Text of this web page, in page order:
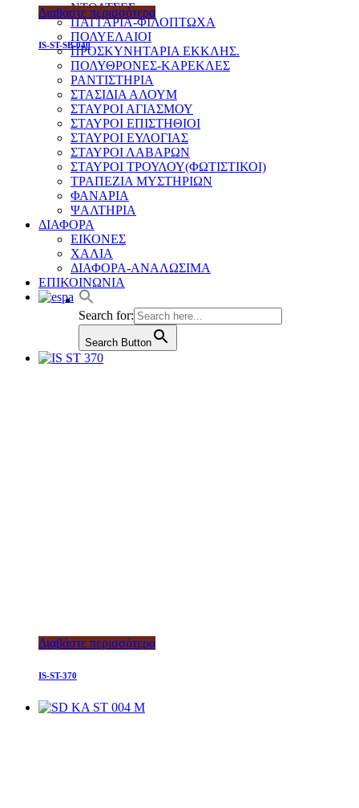
ΝΤΟΛΤΣΕΣ
ΠΑΓΓΑΡΙΑ-ΦΙΛΟΠΤΩΧΑ
ΠΟΛΥΕΛΑΙΟΙ
ΠΡΟΣΚΥΝΗΤΑΡΙΑ ΕΚΚΛΗΣ.
ΠΟΛΥΘΡΟΝΕΣ-ΚΑΡΕΚΛΕΣ
ΡΑΝΤΙΣΤΗΡΙΑ
ΣΤΑΣΙΔΙΑ ΑΛΟΥΜ
ΣΤΑΥΡΟΙ ΑΓΙΑΣΜΟΥ
ΣΤΑΥΡΟΙ ΕΠΙΣΤΗΘΙΟΙ
ΣΤΑΥΡΟΙ ΕΥΛΟΓΙΑΣ
ΣΤΑΥΡΟΙ ΛΑΒΑΡΩΝ
ΣΤΑΥΡΟΙ ΤΡΟΥΛΟΥ(ΦΩΤΙΣΤΙΚΟΙ)
ΤΡΑΠΕΖΙΑ ΜΥΣΤΗΡΙΩΝ
ΦΑΝΑΡΙΑ
ΨΑΛΤΗΡΙΑ
ΔΙΑΦΟΡΑ
ΕΙΚΟΝΕΣ
ΧΑΛΙΑ
ΔΙΑΦΟΡΑ-ΑΝΑΛΩΣΙΜΑ
ΕΠΙΚΟΙΝΩΝΙΑ
Search for:
Search Button
Διαβάστε περισσότερα
IS-ST-SB-040
Διαβάστε περισσότερα
IS-ST-370